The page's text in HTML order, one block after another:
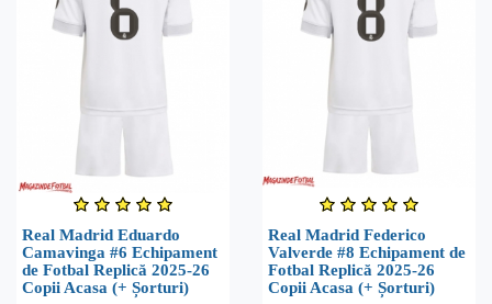
Real Madrid Eduardo
Camavinga #6 Echipament
de Fotbal Replică 2025-26
Copii Acasa (+ Șorturi)
Real Madrid Federico
Valverde #8 Echipament de
Fotbal Replică 2025-26
Copii Acasa (+ Șorturi)